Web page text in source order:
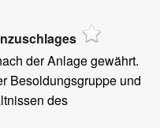
der Anlage gewährt.
Besoldungsgruppe und
des